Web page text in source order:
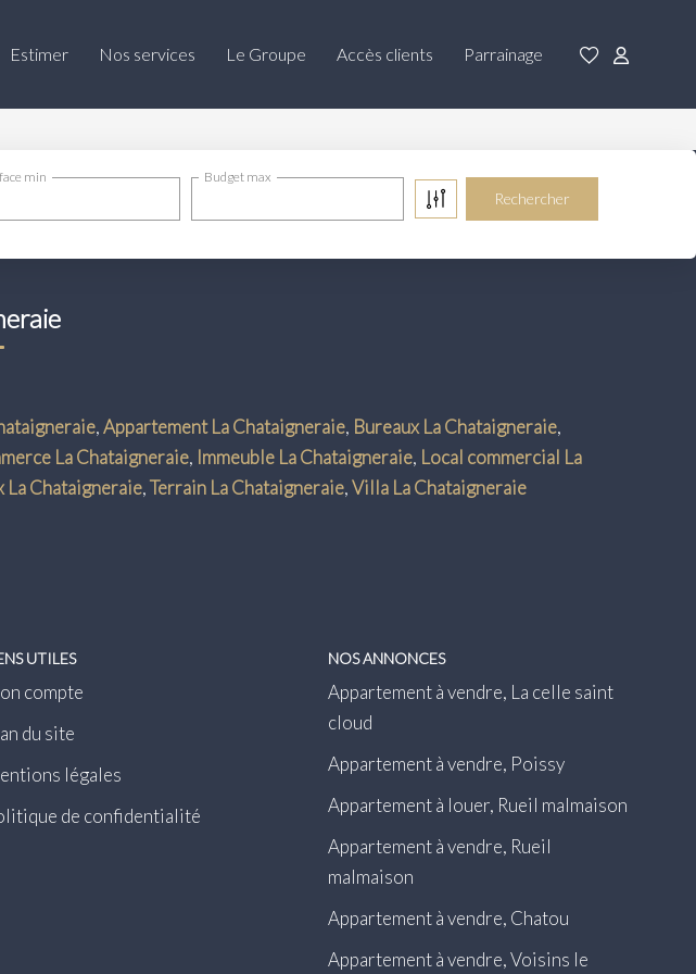
Estimer Nos services Le Groupe Accès clients Parrainage
min Budget max
,Appartement La Chataigneraie, Bureaux La Chataigneraie,
La Chataigneraie, Immeuble La Chataigneraie, Local commercial La
La Chataigneraie,Terrain La Chataigneraie,Villa La Chataigneraie
UTILES
compte
du site
légales
de confidentialité
NOS ANNONCES
Appartement à vendre, La celle saint
cloud
Appartement à vendre, Poissy
Appartement à louer, Rueil malmaison
Appartement à vendre, Rueil
malmaison
Appartement à vendre, Chatou
Appartement à vendre, Voisins le